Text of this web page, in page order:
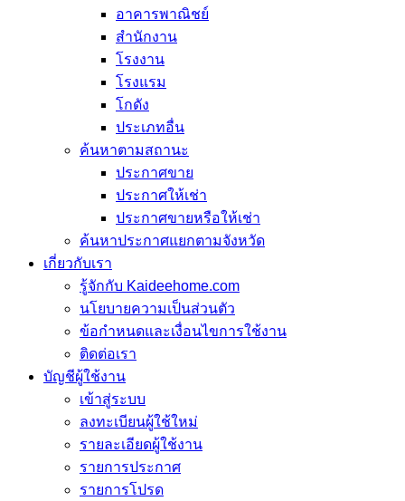
อาคารพาณิชย์
สำนักงาน
โรงงาน
โรงแรม
โกดัง
ประเภทอื่น
ค้นหาตามสถานะ
ประกาศขาย
ประกาศให้เช่า
ประกาศขายหรือให้เช่า
ค้นหาประกาศแยกตามจังหวัด
เกี่ยวกับเรา
รู้จักกับ Kaideehome.com
นโยบายความเป็นส่วนตัว
ข้อกำหนดและเงื่อนไขการใช้งาน
ติดต่อเรา
บัญชีผู้ใช้งาน
เข้าสู่ระบบ
ลงทะเบียนผู้ใช้ใหม่
รายละเอียดผู้ใช้งาน
รายการประกาศ
รายการโปรด